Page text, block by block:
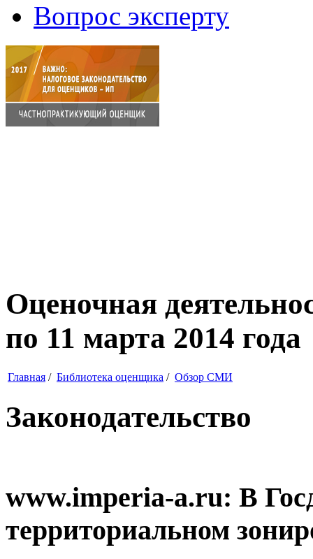
Вопрос эксперту
Оценочная
по 11 марта 2014 года
Главная / Библиотека оценщика / Обзор СМИ
Законодательство
www.imperia-a.ru: В
территориальном